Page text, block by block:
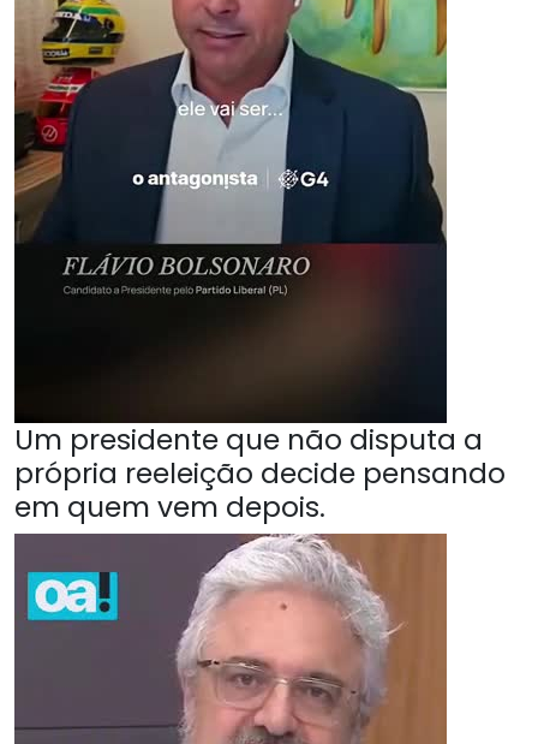
Um presidente que não disputa a
própria reeleição decide pensando
em quem vem depois.